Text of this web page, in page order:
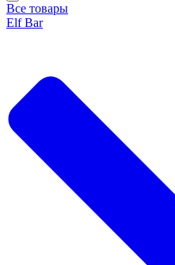
Все товары
Elf Bar